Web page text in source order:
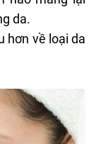
da.
hơn về loại da